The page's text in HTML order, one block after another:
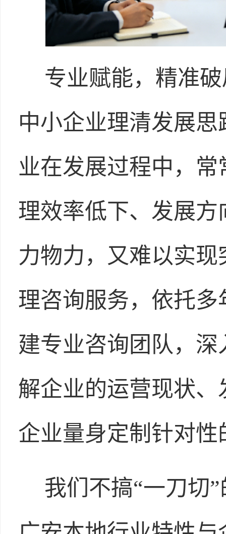
专业赋能，精准
中小企业理清发展
业在发展过程中，
理效率低下、发展
力物力，又难以实
理咨询服务，依托
建专业咨询团队，
解企业的运营现状
企业量身定制针对性
我们不搞“一刀切